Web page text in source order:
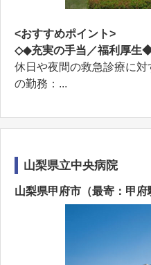
<おすすめポイント>
◇◆充実の手当／福利厚
休日や夜間の救急診療に
の勤務：...
山梨県立中央病院
山梨県甲府市（最寄：甲府